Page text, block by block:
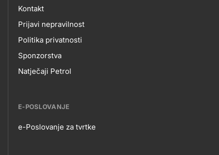
Kontakt
Prijavi nepravilnost
Politika privatnosti
Sponzorstva
Natječaji Petrol
E-POSLOVANJE
e-Poslovanje za tvrtke